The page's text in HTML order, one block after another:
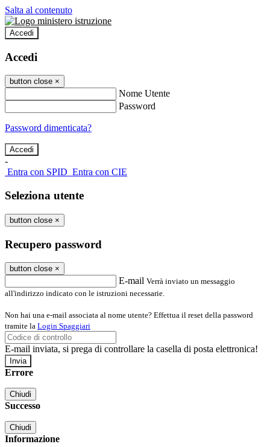
Salta al contenuto
Accedi
Accedi
button close ×
Nome Utente
Password
Password dimenticata?
-
Entra con SPID Entra con CIE
Seleziona utente
button close ×
Recupero password
button close ×
E-mail Verrà inviato un messaggio
all'indirizzo indicato con le istruzioni necessarie.
Non hai una e-mail associata al nome utente? Effettua il reset della password
tramite la Login Spaggiari
E-mail inviata, si prega di controllare la casella di posta elettronica!
Errore
Chiudi
Successo
Chiudi
Informazione